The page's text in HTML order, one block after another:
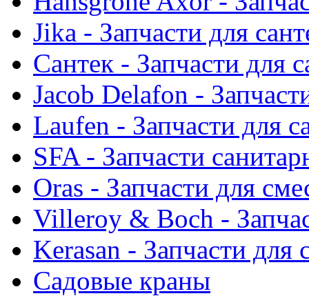
Jika - Запчасти для
Сантек - Запчасти для
Jacob Delafon -
Laufen - Запчасти для
SFA - Запчасти
Oras - Запчасти для
Villeroy & Boch -
Kerasan - Запчасти для
Садовые краны